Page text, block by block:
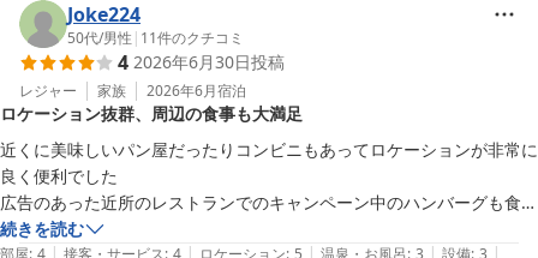
アーバンホテル京都
アーバンホテル京都
2026-07-02
Joke224
50代/男性 | 11件のクチコミ
4 2026年6月30日投稿
レジャー 家族 2026年6月宿泊
ロケーション抜群、周辺の食事も大満足
近くに美味しいパン屋だったりコンビニもあってロケーションが非常に
良く便利でした
広告のあった近所のレストランでのキャンペーン中のハンバーグも食べ
に行きましたが美味しかったです
続きを読む
部屋: 4 | 接客・サービス: 4 | ロケーション: 5 | 温泉・お風呂: 3 | 設備: 3 |